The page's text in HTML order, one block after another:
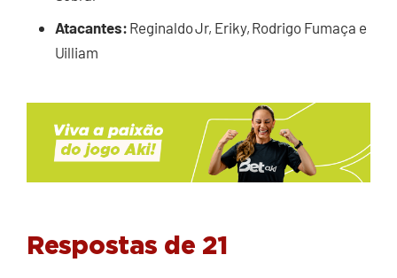
Atacantes: Reginaldo Jr, Eriky, Rodrigo Fumaça e
Uilliam
Respostas de 21